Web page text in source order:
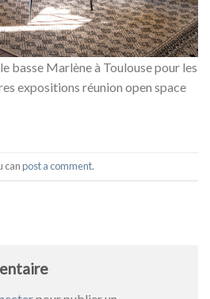
basse Marlène à Toulouse pour les
expositions réunion open space
canpost a comment.